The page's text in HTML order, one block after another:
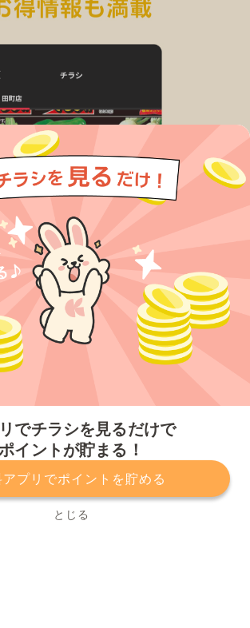
でチラシを見るだけで
イントが貯まる！
プリでポイントを貯める
とじる
シーポリシー 利用規約
運営会社
てのお問い合わせ